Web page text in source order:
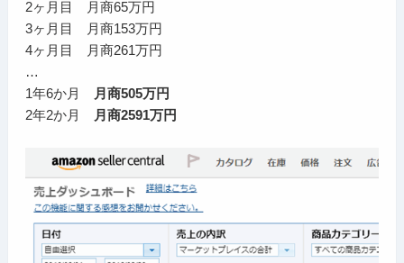
2ヶ月目 月商65万円
3ヶ月目 月商153万円
4ヶ月目 月商261万円
…
1年6か月
月商505万円
2年2か月
月商2591万円